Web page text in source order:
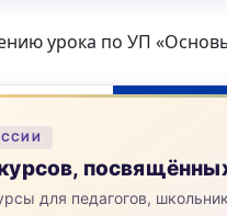
урока по УП
для педагогов,